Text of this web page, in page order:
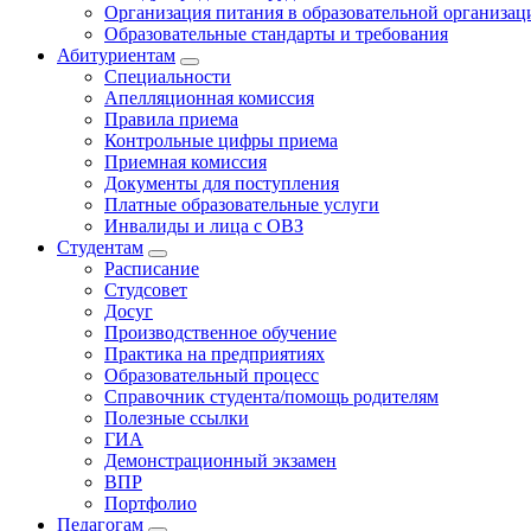
Организация питания в образовательной
Образовательные стандарты и требования
Абитуриентам
Специальности
Апелляционная комиссия
Правила приема
Контрольные цифры приема
Приемная комиссия
Документы для поступления
Платные образовательные услуги
Инвалиды и лица с ОВЗ
Студентам
Расписание
Студсовет
Досуг
Производственное обучение
Практика на предприятиях
Образовательный процесс
Справочник студента/помощь родителям
Полезные ссылки
ГИА
Демонстрационный экзамен
ВПР
Портфолио
Педагогам